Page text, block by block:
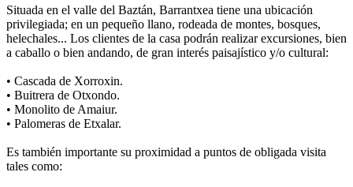
Situada en el valle del Baztán, Barrantxea tiene una ubicación
privilegiada; en un pequeño llano, rodeada de montes, bosques,
helechales... Los clientes de la casa podrán realizar excursiones, bien
a caballo o bien andando, de gran interés paisajístico y/o cultural:
• Cascada de Xorroxin.
• Buitrera de Otxondo.
• Monolito de Amaiur.
• Palomeras de Etxalar.
Es también importante su proximidad a puntos de obligada visita
tales como: